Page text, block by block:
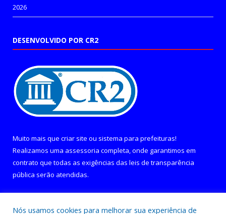
2026
DESENVOLVIDO POR CR2
Muito mais que criar site ou sistema para prefeituras!
Realizamos uma assessoria completa, onde garantimos em
contrato que todas as exigências das leis de transparência
pública serão atendidas.
Nós usamos cookies para melhorar sua experiência de